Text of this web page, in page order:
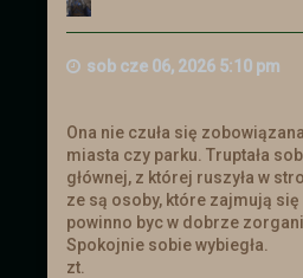
sob cze 06, 2026 5:10 pm
Ona nie czuła się
miasta czy parku. Truptała
głównej, z której ruszyła w
ze są osoby, które zajmują
powinno byc w dobrze
Spokojnie sobie wybiegła.
zt.